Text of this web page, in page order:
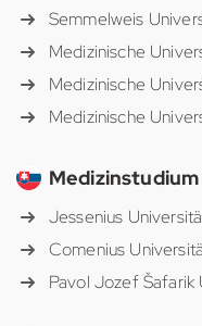
Semmelweis
Medizinische
Medizinische
Medizinische
Jessenius
Comenius
Pavol Jozef Šafarik